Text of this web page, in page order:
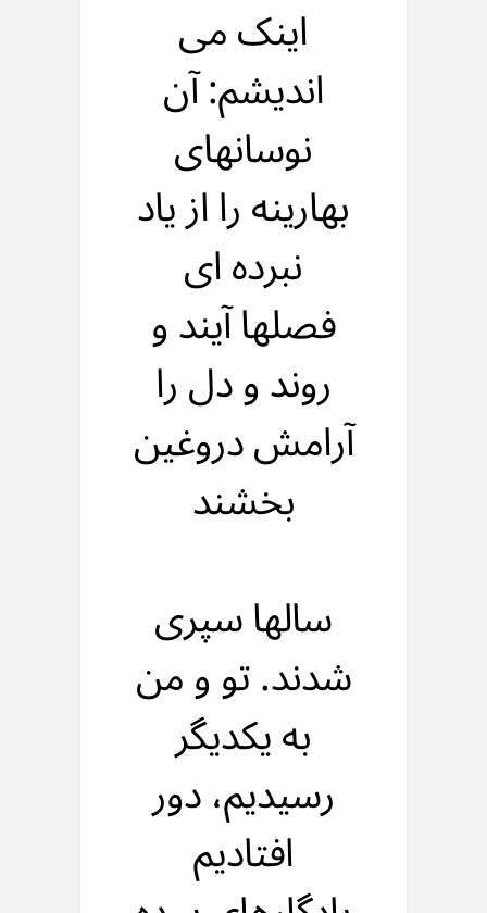
اینک می
اندیشم: آن
نوسانهای
بهارینه را از یاد
نبرده ای
فصلها آیند و
روند و دل را
آرامش دروغین
بخشند
سالها سپری
شدند. تو و من
به یکدیگر
رسیدیم، دور
افتادیم